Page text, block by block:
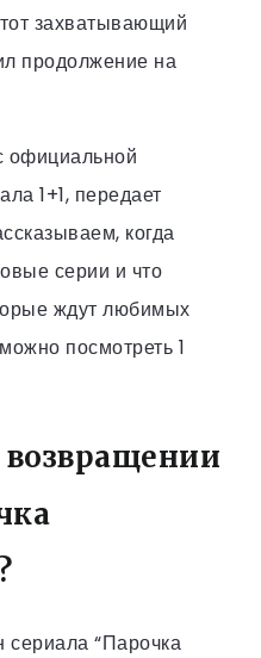
захватывающий
продолжение на
официальной
1+1, передает
когда
серии и что
ждут любимых
посмотреть 1
возвращении
сериала “Парочка